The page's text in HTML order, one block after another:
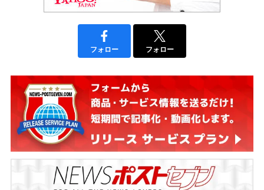
フォロー フォロー